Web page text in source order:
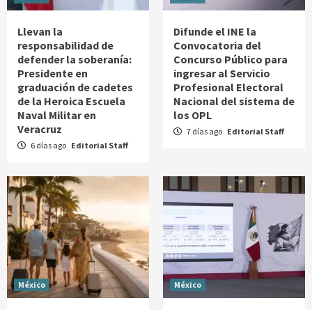
Llevan la
responsabilidad de
defender la soberanía:
Presidente en
graduación de cadetes
de la Heroica Escuela
Naval Militar en
Veracruz
6 días ago Editorial Staff
Difunde el INE la
Convocatoria del
Concurso Público para
ingresar al Servicio
Profesional Electoral
Nacional del sistema de
los OPL
7 días ago Editorial Staff
México México